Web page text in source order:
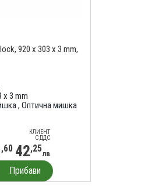
920 x 303 x 3 mm,
x 3 mm
Оптична мишка
КЛИЕНТ
С ДДС
,60 42,25лв
Прибави